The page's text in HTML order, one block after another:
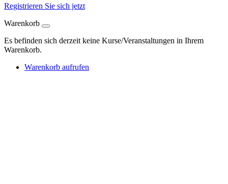
Registrieren Sie sich jetzt
Warenkorb
Es befinden sich derzeit keine Kurse/Veranstaltungen in Ihrem
Warenkorb.
Warenkorb aufrufen